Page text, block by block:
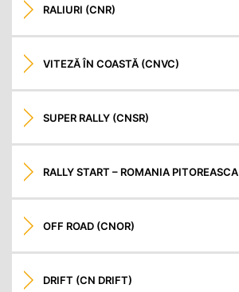
RALIURI (CNR)
VITEZĂ ÎN COASTĂ (CNVC)
SUPER RALLY (CNSR)
RALLY START – ROMANIA PITOREASCA
OFF ROAD (CNOR)
DRIFT (CN DRIFT)